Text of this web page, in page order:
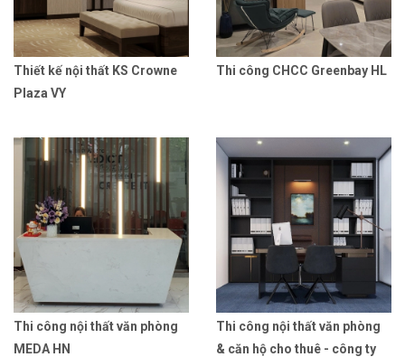
Thiết kế nội thất KS Crowne
Plaza VY
Thi công CHCC Greenbay HL
Thi công nội thất văn phòng
MEDA HN
Thi công nội thất văn phòng
& căn hộ cho thuê - công ty